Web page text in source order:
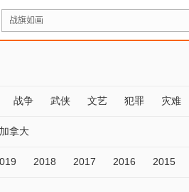
战争 武侠 文艺 犯罪 灾难
加拿大
2018 2017 2016 2015